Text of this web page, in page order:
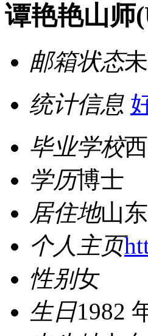
谭艳艳山师
邮箱状态
统计信息
毕业学校
学历博士
居住地山
个人主页
性别女
生日1982